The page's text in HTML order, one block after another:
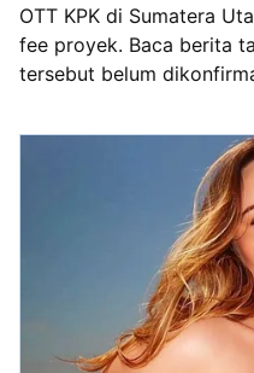
OTT KPK di Sumatera
fee proyek. Baca berita
tersebut belum